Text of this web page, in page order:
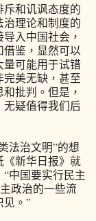
和讥讽态度的
理论和制度的
入中国社会，
鉴，显然可以
量可能用于试错
美无缺，甚至
批判。但是，
疑值得我们后
治文明”的想
《新华日报》就
中国要实行民主
政治的一些流
见。”